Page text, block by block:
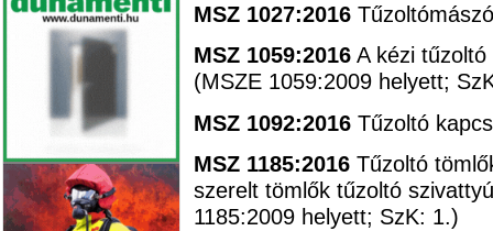
MSZ 1027:2016
MSZ 1059:2016A kézi tűzoltó
(MSZE 1059:2009 helyett;
MSZ 1092:2016Tűzoltó
MSZ 1185:2016Tűzoltó
szerelt tömlők tűzoltó
1185:2009 helyett; SzK: 1.)